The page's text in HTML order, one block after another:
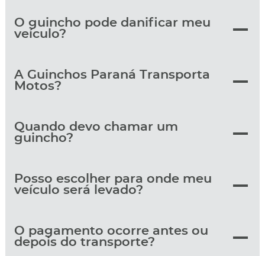
O guincho pode danificar meu
veículo?
A Guinchos Paraná Transporta
Motos?
Quando devo chamar um
guincho?
Posso escolher para onde meu
veículo será levado?
O pagamento ocorre antes ou
depois do transporte?